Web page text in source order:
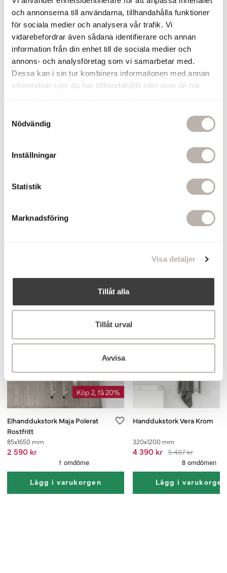
och annonserna till användarna, tillhandahålla funktioner
för sociala medier och analysera vår trafik. Vi
vidarebefordrar även sådana identifierare och annan
information från din enhet till de sociala medier och
annons- och analysföretag som vi samarbetar med.
Dessa kan i sin tur kombinera informationen med annan
information som du har tillhandahållit eller som de har
Nödvändig
Inställningar
Statistik
Marknadsföring
Visa detaljer
Tillåt alla
Tillåt urval
Avvisa
Lägg till
Handdukskrok Ines Krom
Mörkbrunt Läder
En krok på handdukstorken ger enkel
upphängning. Torkningen blir även
snabbare om handduken får hänga fritt.
upphängning. Torkningen blir även
snabbare om handduken får hänga fritt.
Toppsäljare
Köp 2, få 20%
Elhanddukstork Maja Polerat
Rostfritt
85x1650 mm
2 590 kr
Lägg i varukorgen
Toppsäljare
Handdukstork Vera Krom
320x1200 mm
4 390 kr 5 487 kr
Lägg i varukorgen